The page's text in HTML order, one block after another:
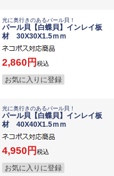
光に奥行きのあるパール貝！
パール貝【白蝶貝】インレイ板
材 30X30X1.5ｍｍ
2,860 税込
お気に入りに登録
光に奥行きのあるパール貝！
パール貝【白蝶貝】インレイ板
材 40X40X1.5ｍｍ
4,950 税込
お気に入りに登録